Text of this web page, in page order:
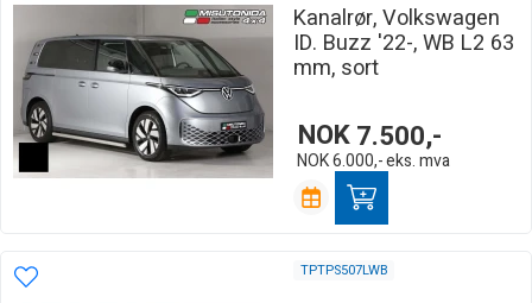
Kanalrør, Volkswagen
ID. Buzz '22-, WB L2 63
mm, sort
NOK7.500,-
NOK6.000,-eks. mva
TPTPS507LWB